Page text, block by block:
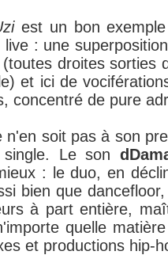
est un bon
: une
droites sorties
et ici de
concentré de pure
n'en soit pas à son
single. Le son
: le duo, en
bien que
à part entière,
quelle
et productions hip-